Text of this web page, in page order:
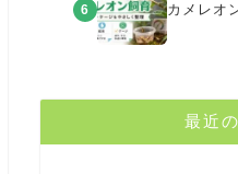
6 カメレオ
最近